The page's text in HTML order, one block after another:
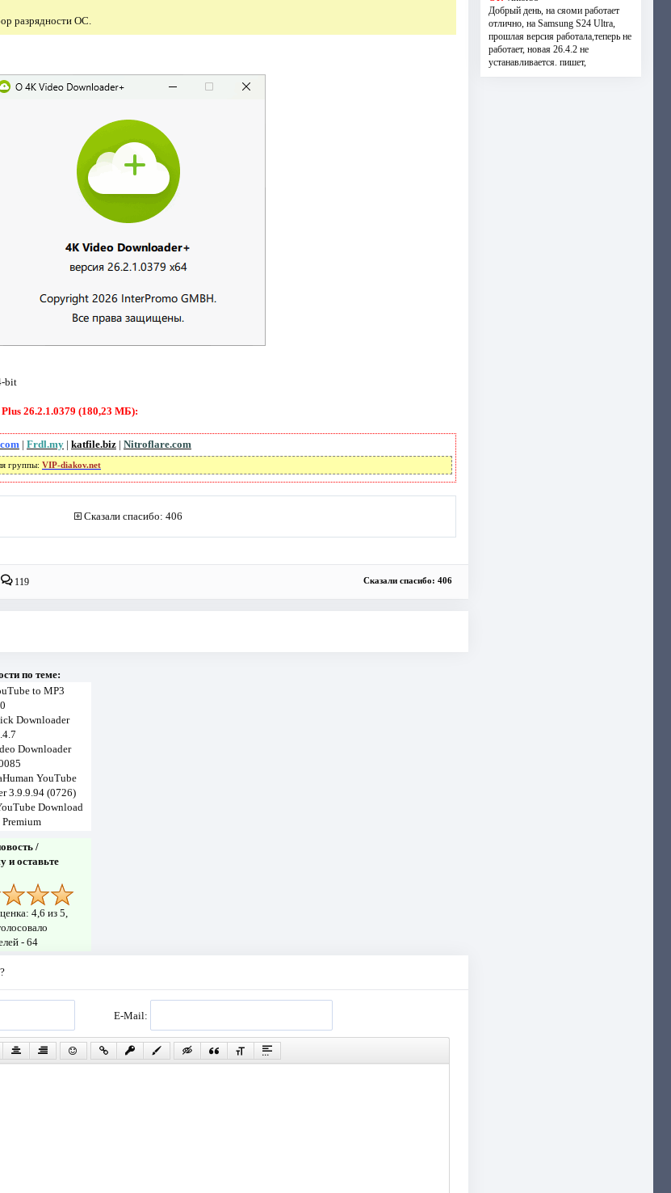
разрядности ОС.
bit
26.2.1.0379 (180,23 МБ):
| Frdl.my| katfile.biz| Nitroflare.com
группы: VIP-diakov.net
Сказали спасибо: 406
119 Сказали спасибо: 406
по теме:
to MP3
Downloader
Downloader
YouTube
3.9.9.94 (0726)
Download
/
и оставьте
4,6 из 5,
-64
E-Mail:
Добрый день, на сяоми работает
отлично, на Samsung S24 Ultra,
прошлая версия работала,теперь не
работает, новая 26.4.2 не
устанавливается. пишет,